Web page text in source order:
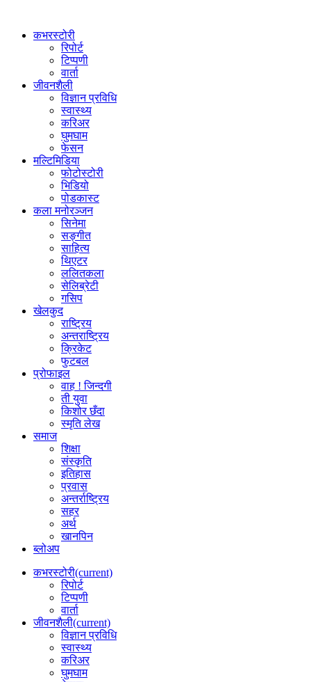
कभरस्टोरी
रिपोर्ट
टिप्पणी
वार्ता
जीवनशैली
विज्ञान प्रविधि
स्वास्थ्य
करिअर
घुमघाम
फेसन
मल्टिमिडिया
फोटोस्टोरी
भिडियो
पोडकास्ट
कला मनोरञ्जन
सिनेमा
सङ्गीत
साहित्य
थिएटर
ललितकला
सेलिब्रेटी
गसिप
खेलकुद
राष्ट्रिय
अन्तराष्ट्रिय
क्रिकेट
फुटबल
प्रोफाइल
वाह ! जिन्दगी
ती युवा
किशोर छँदा
स्मृति लेख
समाज
शिक्षा
संस्कृति
इतिहास
प्रवास
अन्तर्राष्ट्रिय
सहर
अर्थ
खानपिन
ब्लोअप
कभरस्टोरी(current)
रिपोर्ट
टिप्पणी
वार्ता
जीवनशैली(current)
विज्ञान प्रविधि
स्वास्थ्य
करिअर
घुमघाम